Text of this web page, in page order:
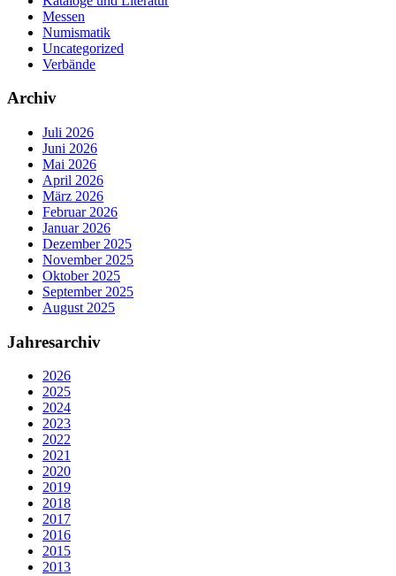
Messen
Numismatik
Uncategorized
Verbände
Archiv
Juli 2026
Juni 2026
Mai 2026
April 2026
März 2026
Februar 2026
Januar 2026
Dezember 2025
November 2025
Oktober 2025
September 2025
August 2025
Jahresarchiv
2026
2025
2024
2023
2022
2021
2020
2019
2018
2017
2016
2015
2013